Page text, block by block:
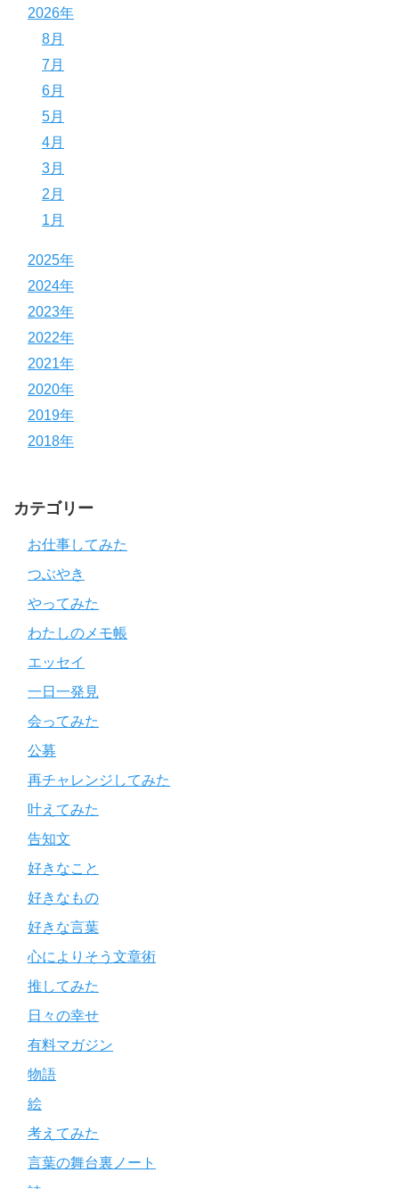
2026年
8月
7月
6月
5月
4月
3月
2月
1月
2025年
2024年
2023年
2022年
2021年
2020年
2019年
2018年
カテゴリー
お仕事してみた
つぶやき
やってみた
わたしのメモ帳
エッセイ
一日一発見
会ってみた
公募
再チャレンジしてみた
叶えてみた
告知文
好きなこと
好きなもの
好きな言葉
心によりそう文章術
推してみた
日々の幸せ
有料マガジン
物語
絵
考えてみた
言葉の舞台裏ノート